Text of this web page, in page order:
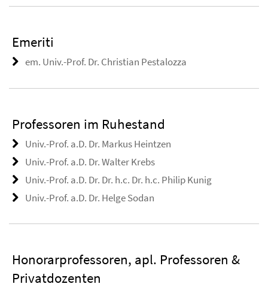
Emeriti
em. Univ.-Prof. Dr. Christian Pestalozza
Professoren im Ruhestand
Univ.-Prof. a.D. Dr. Markus Heintzen
Univ.-Prof. a.D. Dr. Walter Krebs
Univ.-Prof. a.D. Dr. Dr. h.c. Dr. h.c. Philip Kunig
Univ.-Prof. a.D. Dr. Helge Sodan
Honorarprofessoren, apl. Professoren &
Privatdozenten